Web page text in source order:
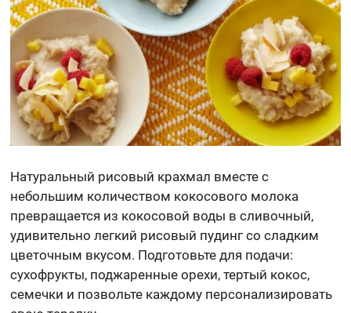
Натуральный рисовый крахмал вместе с
небольшим количеством кокосового молока
превращается из кокосовой воды в сливочный,
удивительно легкий рисовый пудинг со сладким
цветочным вкусом. Подготовьте для подачи:
сухофрукты, поджаренные орехи, тертый кокос,
семечки и позвольте каждому персонализировать